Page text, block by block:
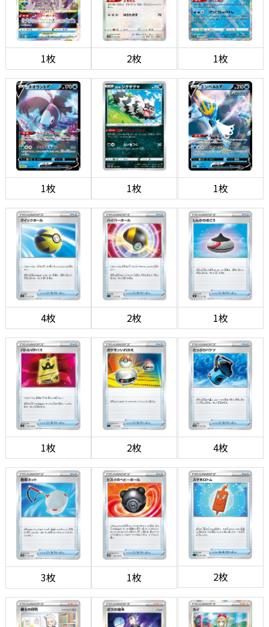
1枚 2枚 1枚
1枚 1枚 1枚
4枚 2枚 1枚
1枚 2枚 4枚
3枚 1枚 2枚